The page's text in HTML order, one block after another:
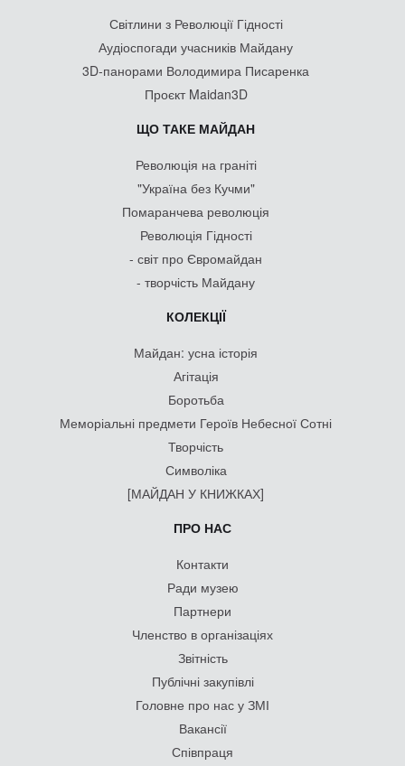
Світлини з Революції Гідності
Аудіоспогади учасників Майдану
3D-панорами Володимира Писаренка
Проєкт Maidan3D
ЩО ТАКЕ МАЙДАН
Революція на граніті
"Україна без Кучми"
Помаранчева революція
Революція Гідності
- світ про Євромайдан
- творчість Майдану
КОЛЕКЦІЇ
Майдан: усна історія
Агітація
Боротьба
Меморіальні предмети Героїв Небесної Сотні
Творчість
Символіка
[МАЙДАН У КНИЖКАХ]
ПРО НАС
Контакти
Ради музею
Партнери
Членство в організаціях
Звітність
Публічні закупівлі
Головне про нас у ЗМІ
Вакансії
Співпраця